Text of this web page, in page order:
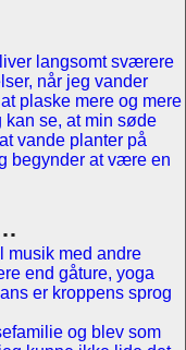
langsomt sværere
når jeg vander
plaske mere og mere
se, at min søde
vande planter på
begynder at være en
musik med andre
end gåture, yoga
er kroppens sprog
og blev som